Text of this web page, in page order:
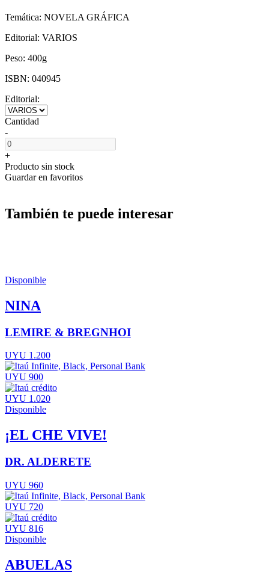
Temática: NOVELA GRÁFICA
Editorial: VARIOS
Peso: 400g
ISBN: 040945
Editorial:
Cantidad
-
+
Producto sin stock
Guardar en favoritos
También te puede interesar
Disponible
NINA
LEMIRE & BREGNHOI
UYU 1.200
UYU 900
UYU 1.020
Disponible
¡EL CHE VIVE!
DR. ALDERETE
UYU 960
UYU 720
UYU 816
Disponible
ABUELAS